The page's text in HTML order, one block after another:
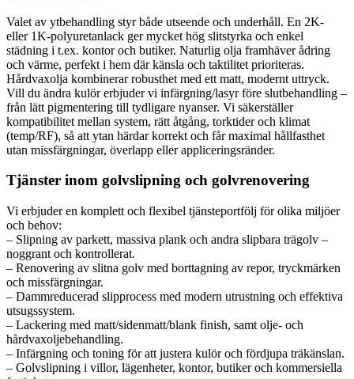
Valet av ytbehandling styr både utseende och underhåll. En 2K-
eller 1K-polyuretanlack ger mycket hög slitstyrka och enkel
städning i t.ex. kontor och butiker. Naturlig olja framhäver ådring
och värme, perfekt i hem där känsla och taktilitet prioriteras.
Hårdvaxolja kombinerar robusthet med ett matt, modernt uttryck.
Vill du ändra kulör erbjuder vi infärgning/lasyr före slutbehandling –
från lätt pigmentering till tydligare nyanser. Vi säkerställer
kompatibilitet mellan system, rätt åtgång, torktider och klimat
(temp/RF), så att ytan härdar korrekt och får maximal hållfasthet
utan missfärgningar, överlapp eller appliceringsränder.
Tjänster inom golvslipning och golvrenovering
Vi erbjuder en komplett och flexibel tjänsteportfölj för olika miljöer
och behov:
– Slipning av parkett, massiva plank och andra slipbara trägolv –
noggrant och kontrollerat.
– Renovering av slitna golv med borttagning av repor, tryckmärken
och missfärgningar.
– Dammreducerad slipprocess med modern utrustning och effektiva
utsugssystem.
– Lackering med matt/sidenmatt/blank finish, samt olje- och
hårdvaxoljebehandling.
– Infärgning och toning för att justera kulör och fördjupa träkänslan.
– Golvslipning i villor, lägenheter, kontor, butiker och kommersiella